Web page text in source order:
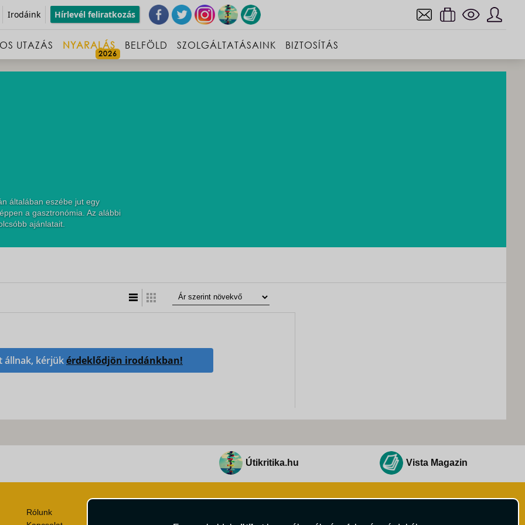
Irodáink Hírlevél feliratkozás
UTAZÁS NYARALÁS BELFÖLD SZOLGÁLTATÁSAINK BIZTOSÍTÁS
általában eszébe jut egy
a gasztronómia. Az alábbi
ajánlatait.
állnak, kérjükérdeklődjön irodánkban!
Útikritika.hu Vista Magazin
Rólunk